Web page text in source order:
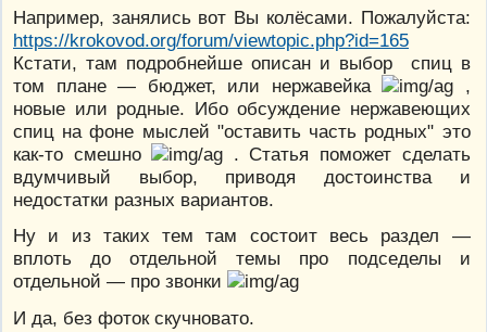
Например, занялись вот Вы колёсами. Пожалуйста:
https://krokovod.org/forum/viewtopic.php?id=165
Кстати, там подробнейше описан и выбор спиц в
том плане — бюджет, или нержавейка
,
новые или родные. Ибо обсуждение нержавеющих
спиц на фоне мыслей "оставить часть родных" это
как-то смешно
. Статья поможет сделать
вдумчивый выбор, приводя достоинства и
недостатки разных вариантов.
Ну и из таких тем там состоит весь раздел —
вплоть до отдельной темы про подседелы и
отдельной — про звонки
И да, без фоток скучновато.